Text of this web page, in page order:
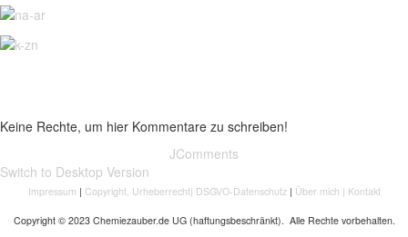
Keine Rechte, um hier Kommentare zu schreiben!
JComments
Switch to Desktop Version
Impressum | Copyright, Urheberrecht| DSGVO-Datenschutz| Über mich | Kontakt
Copyright © 2023 Chemiezauber.de UG (haftungsbeschränkt). Alle Rechte vorbehalten.